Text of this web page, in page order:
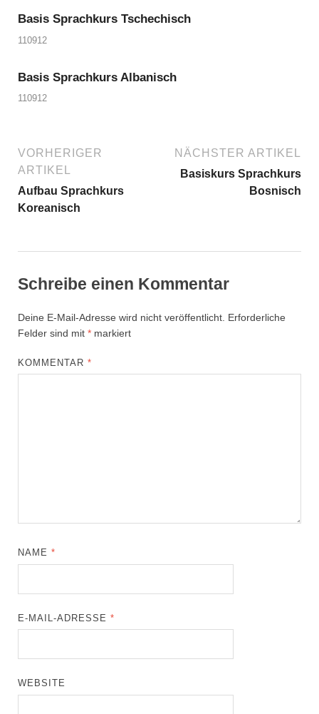
Basis Sprachkurs Tschechisch
110912
Basis Sprachkurs Albanisch
110912
VORHERIGER
ARTIKEL
Aufbau Sprachkurs
Koreanisch
NÄCHSTER ARTIKEL
Basiskurs Sprachkurs
Bosnisch
Schreibe einen Kommentar
Deine E-Mail-Adresse wird nicht veröffentlicht. Erforderliche
Felder sind mit * markiert
KOMMENTAR*
NAME*
E-MAIL-ADRESSE*
WEBSITE